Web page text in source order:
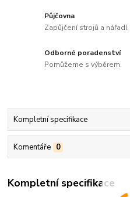
Půjčovna
Zapůjčení strojů a nářadí.
Odborné poradenství
Pomůžeme s výběrem.
Kompletní specifikace
Komentáře 0
Kompletní specifikace